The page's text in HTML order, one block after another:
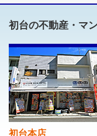
初台の不動産・マ
初台本店